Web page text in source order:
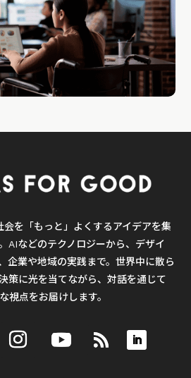
会を「もっと」よくするアイデアを集
AIなどのテクノロジーから、デザイ
企業や地域の実践まで。世界中に散ら
策に光を当てながら、対話を通じて
視点をお届けします。